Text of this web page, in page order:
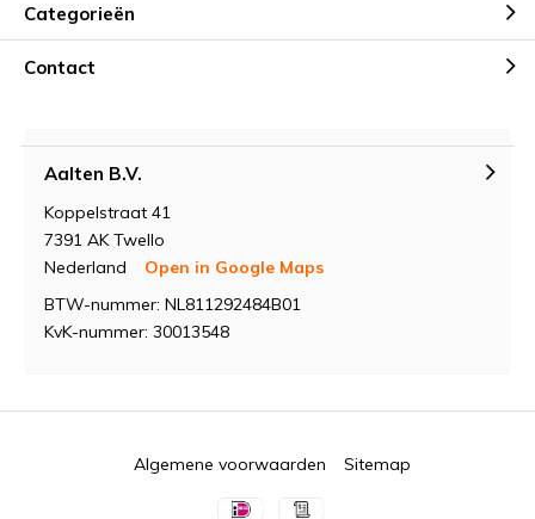
Categorieën
Contact
Aalten B.V.
Koppelstraat 41
7391 AK Twello
Nederland
Open in Google Maps
BTW-nummer: NL811292484B01
KvK-nummer: 30013548
Algemene voorwaarden Sitemap